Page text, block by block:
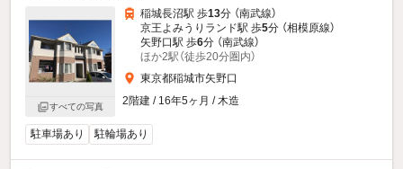
すべての写真
稲城長沼駅 歩13分 （南武線）
京王よみうりランド駅 歩5分 （相模原線）
矢野口駅 歩6分 （南武線）
ほか2駅（徒歩20分圏内）
東京都稲城市矢野口
2階建 / 16年5ヶ月 / 木造
駐車場あり 駐輪場あり